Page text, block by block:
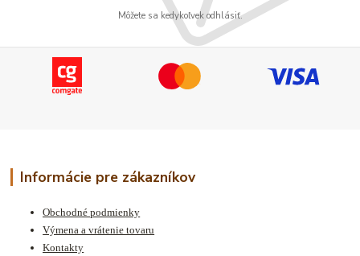
Môžete sa kedykoľvek odhlásiť.
Informácie pre zákazníkov
Obchodné podmienky
Výmena a vrátenie tovaru
Kontakty